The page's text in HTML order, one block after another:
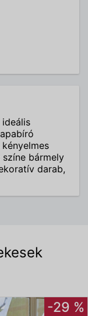
bármely
darab,
-29 %